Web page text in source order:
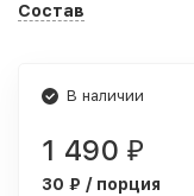
Состав
В наличии
1 490 ₽
30 ₽ / порция